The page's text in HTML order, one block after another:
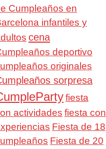
Cumpleaños en
infantiles y
cena
deportivo
originales
sorpresa
fiesta
actividades fiesta con
Fiesta de 18
Fiesta de 20